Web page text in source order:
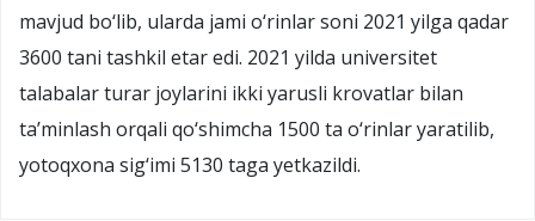
mavjud bo‘lib, ularda jami o‘rinlar soni 2021 yilga qadar
3600 tani tashkil etar edi. 2021 yilda universitet
talabalar turar joylarini ikki yarusli krovatlar bilan
ta’minlash orqali qo‘shimcha 1500 ta o‘rinlar yaratilib,
yotoqxona sig‘imi 5130 taga yetkazildi.